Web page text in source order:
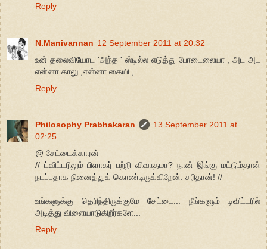
Reply
N.Manivannan 12 September 2011 at 20:32
உன் தலைவியோட 'அந்த ' ஸ்டில்ல எடுத்து போடைலையா , அட அட
என்னா காலு ,என்னா கையி ,..............................
Reply
Philosophy Prabhakaran
13 September 2011 at
02:25
@ சேட்டைக்காரன்
// ட்விட்டரிலும் பிளாகர் பற்றி விவாதமா? நான் இங்கு மட்டும்தான்
நடப்பதாக நினைத்துக் கொண்டிருக்கிறேன். சரிதான்! //
உங்களுக்கு தெரிந்திருக்குமே சேட்டை... நீங்களும் டிவிட்டரில்
அடித்து விளையாடுகிறீர்களே...
Reply